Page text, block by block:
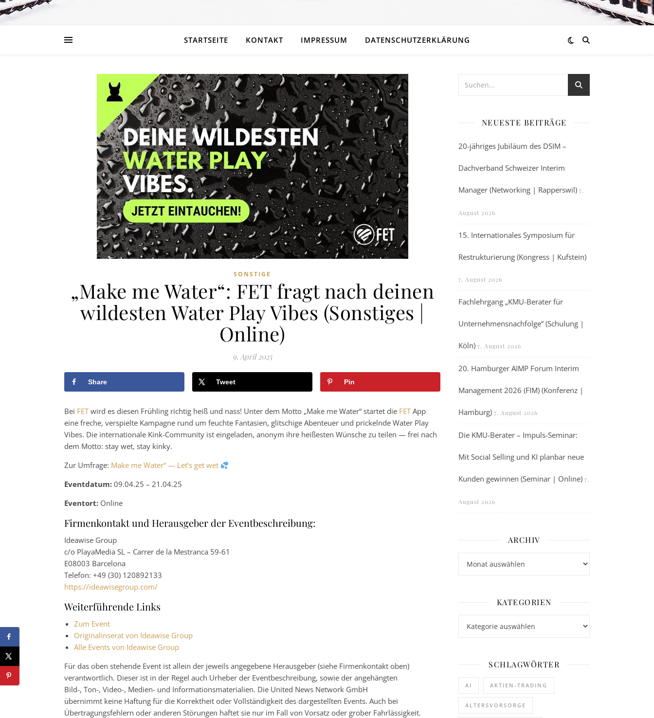
STARTSEITE KONTAKT IMPRESSUM DATENSCHUTZERKLÄRUNG
SONSTIGE
„Make me Water“: FET fragt nach deinen
wildesten Water Play Vibes (Sonstiges |
Online)
9. April 2025
Share Tweet Pin
Bei FET wird es diesen Frühling richtig heiß und nass! Unter dem Motto „Make me Water“ startet die FET App
eine freche, verspielte Kampagne rund um feuchte Fantasien, glitschige Abenteuer und prickelnde Water Play
Vibes. Die internationale Kink-Community ist eingeladen, anonym ihre heißesten Wünsche zu teilen — frei nach
dem Motto: stay wet, stay kinky.
Zur Umfrage: Make me Water“ — Let’s get wet
Eventdatum: 09.04.25 – 21.04.25
Eventort: Online
Firmenkontakt und Herausgeber der Eventbeschreibung:
Ideawise Group
c/o PlayaMedia SL – Carrer de la Mestranca 59-61
E08003 Barcelona
Telefon: +49 (30) 120892133
https://ideawisegroup.com/
Weiterführende Links
Zum Event
Originalinserat von Ideawise Group
Alle Events von Ideawise Group
Für das oben stehende Event ist allein der jeweils angegebene Herausgeber (siehe Firmenkontakt oben)
verantwortlich. Dieser ist in der Regel auch Urheber der Eventbeschreibung, sowie der angehängten
Bild-, Ton-, Video-, Medien- und Informationsmaterialien. Die United News Network GmbH
übernimmt keine Haftung für die Korrektheit oder Vollständigkeit des dargestellten Events. Auch bei
Übertragungsfehlern oder anderen Störungen haftet sie nur im Fall von Vorsatz oder grober Fahrlässigkeit.
NEUESTE BEITRÄGE
20-jähriges Jubiläum des DSIM –
Dachverband Schweizer Interim
Manager (Networking | Rapperswil) 7.
August 2026
15. Internationales Symposium für
Restrukturierung (Kongress | Kufstein)
7. August 2026
Fachlehrgang „KMU-Berater für
Unternehmensnachfolge“ (Schulung |
Köln) 7. August 2026
20. Hamburger AIMP Forum Interim
Management 2026 (FIM) (Konferenz |
Hamburg) 7. August 2026
Die KMU-Berater – Impuls-Seminar:
Mit Social Selling und KI planbar neue
Kunden gewinnen (Seminar | Online) 7.
August 2026
ARCHIV
KATEGORIEN
SCHLAGWÖRTER
AI AKTIEN-TRADING
ALTERSVORSORGE